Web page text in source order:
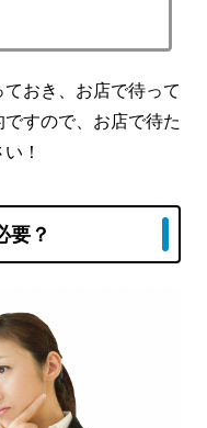
おき、お店で待って
すので、お店で待た
！
要？